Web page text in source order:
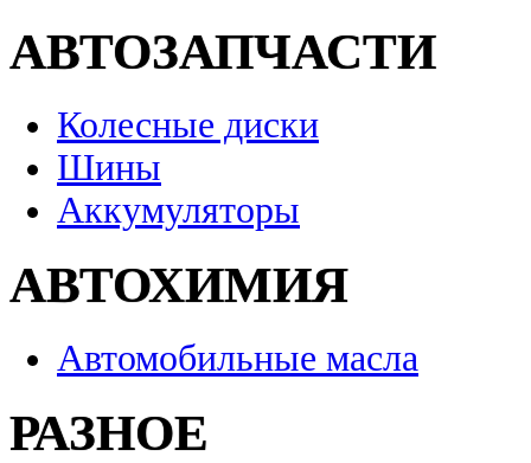
АВТОЗАПЧАСТИ
Колесные диски
Шины
Аккумуляторы
АВТОХИМИЯ
Автомобильные масла
РАЗНОЕ